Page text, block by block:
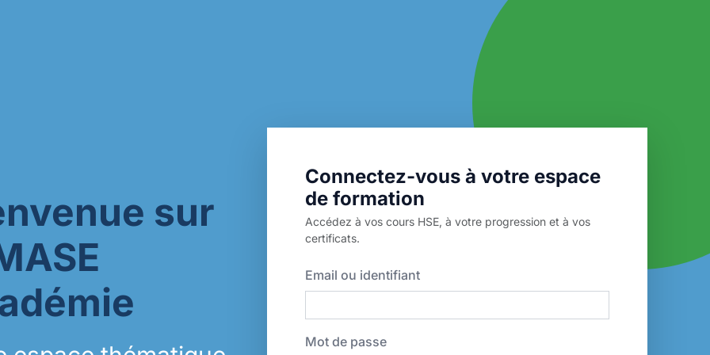
sur
Connectez-vous à votre espace
de formation
Accédez à vos cours HSE, à votre progression et à vos
certificats.
Email ou identifiant
Mot de passe